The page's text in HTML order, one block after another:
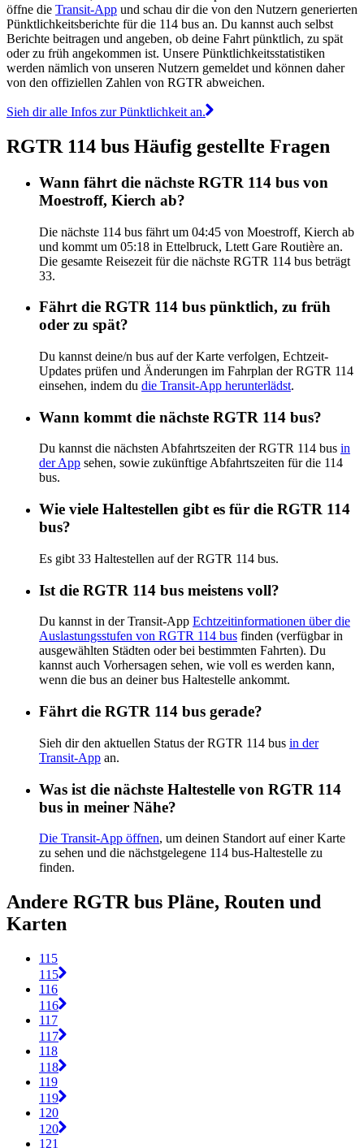
öffne die Transit-App und schau dir die von den Nutzern generierten
Pünktlichkeitsberichte für die 114 bus an. Du kannst auch selbst
Berichte beitragen und angeben, ob deine Fahrt pünktlich, zu spät
oder zu früh angekommen ist. Unsere Pünktlichkeitsstatistiken
werden nämlich von unseren Nutzern gemeldet und können daher
von den offiziellen Zahlen von RGTR abweichen.
Sieh dir alle Infos zur Pünktlichkeit an.
RGTR 114 bus Häufig gestellte Fragen
Wann fährt die nächste RGTR 114 bus von
Moestroff, Kierch ab?
Die nächste 114 bus fährt um 04:45 von Moestroff, Kierch ab
und kommt um 05:18 in Ettelbruck, Ltett Gare Routière an.
Die gesamte Reisezeit für die nächste RGTR 114 bus beträgt
33.
Fährt die RGTR 114 bus pünktlich, zu früh
oder zu spät?
Du kannst deine/n bus auf der Karte verfolgen, Echtzeit-
Updates prüfen und Änderungen im Fahrplan der RGTR 114
einsehen, indem du die Transit-App herunterlädst.
Wann kommt die nächste RGTR 114 bus?
Du kannst die nächsten Abfahrtszeiten der RGTR 114 bus in
der App sehen, sowie zukünftige Abfahrtszeiten für die 114
bus.
Wie viele Haltestellen gibt es für die RGTR 114
bus?
Es gibt 33 Haltestellen auf der RGTR 114 bus.
Ist die RGTR 114 bus meistens voll?
Du kannst in der Transit-App Echtzeitinformationen über die
Auslastungsstufen von RGTR 114 bus finden (verfügbar in
ausgewählten Städten oder bei bestimmten Fahrten). Du
kannst auch Vorhersagen sehen, wie voll es werden kann,
wenn die bus an deiner bus Haltestelle ankommt.
Fährt die RGTR 114 bus gerade?
Sieh dir den aktuellen Status der RGTR 114 bus in der
Transit-App an.
Was ist die nächste Haltestelle von RGTR 114
bus in meiner Nähe?
Die Transit-App öffnen, um deinen Standort auf einer Karte
zu sehen und die nächstgelegene 114 bus-Haltestelle zu
finden.
Andere RGTR bus Pläne, Routen und
Karten
115
115
116
116
117
117
118
118
119
119
120
120
121